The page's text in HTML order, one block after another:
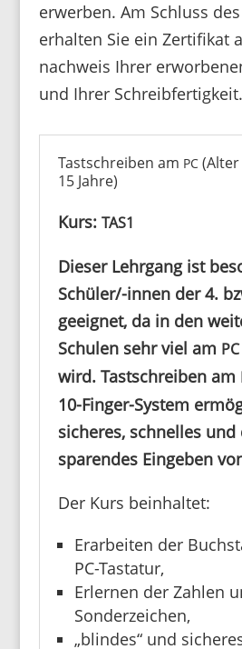
erwerben. Am Schluss
erhalten Sie ein Zerti­fikat
nach­weis Ihrer
und Ihrer Schreibfertigkeit.
Tastschreiben am PC(Alter
15 Jahre)
Kurs: TAS1
Dieser Lehr­gang ist
Schü­ler/-innen der 4.
geeignet, da in den
Schulen sehr viel am PC
wird. Tast­schreiben am
10-Finger-System
sicheres, schnelles
spa­rendes Eingeben
Der Kurs beinhaltet:
Erar­beiten der
PC-Tastatur,
Erlernen der Zahlen
Sonderzeichen,
„blindes“ und